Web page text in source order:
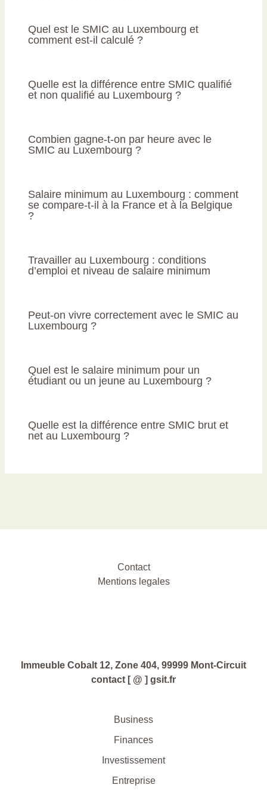
Quel est le SMIC au Luxembourg et
comment est-il calculé ?
Quelle est la différence entre SMIC qualifié
et non qualifié au Luxembourg ?
Combien gagne-t-on par heure avec le
SMIC au Luxembourg ?
Salaire minimum au Luxembourg : comment
se compare-t-il à la France et à la Belgique
?
Travailler au Luxembourg : conditions
d’emploi et niveau de salaire minimum
Peut-on vivre correctement avec le SMIC au
Luxembourg ?
Quel est le salaire minimum pour un
étudiant ou un jeune au Luxembourg ?
Quelle est la différence entre SMIC brut et
net au Luxembourg ?
Contact
Mentions legales
Immeuble Cobalt 12, Zone 404, 99999 Mont-Circuit
contact [ @ ] gsit.fr
Business
Finances
Investissement
Entreprise